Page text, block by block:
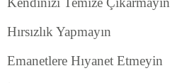
Hırsızlık Yapmayın
Emanetlere Hıyanet Etmeyin